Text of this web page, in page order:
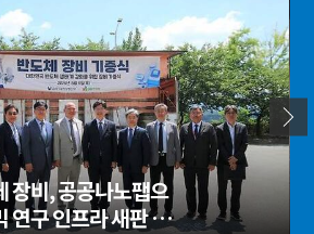
장비, 공공나노팹으
구 인프라 새판 짜